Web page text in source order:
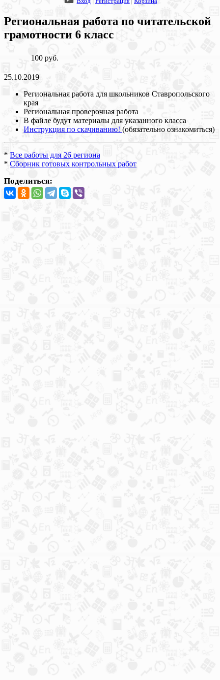
Региональная работа по читательской
грамотности 6 класс
100 руб.
25.10.2019
Региональная работа для школьников Ставропольского
края
Региональная проверочная работа
В файле будут материалы для указанного класса
Инструкция по скачиванию! (обязательно ознакомиться)
* Все работы для 26 региона
* Сборник готовых контрольных работ
Поделиться: